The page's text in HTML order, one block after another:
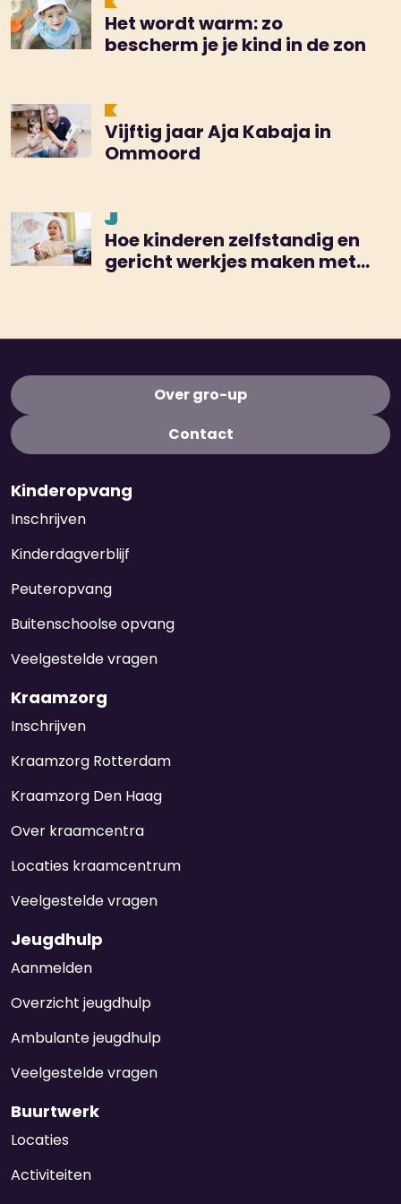
Het wordt warm: zo
bescherm je je kind in de zon
Vijftig jaar Aja Kabaja in
Ommoord
Hoe kinderen zelfstandig en
gericht werkjes maken met
Over gro-up
Contact
Kinderopvang
Inschrijven
Kinderdagverblijf
Peuteropvang
Buitenschoolse opvang
Veelgestelde vragen
Kraamzorg
Inschrijven
Kraamzorg Rotterdam
Kraamzorg Den Haag
Over kraamcentra
Locaties kraamcentrum
Veelgestelde vragen
Jeugdhulp
Aanmelden
Overzicht jeugdhulp
Ambulante jeugdhulp
Veelgestelde vragen
Buurtwerk
Locaties
Activiteiten